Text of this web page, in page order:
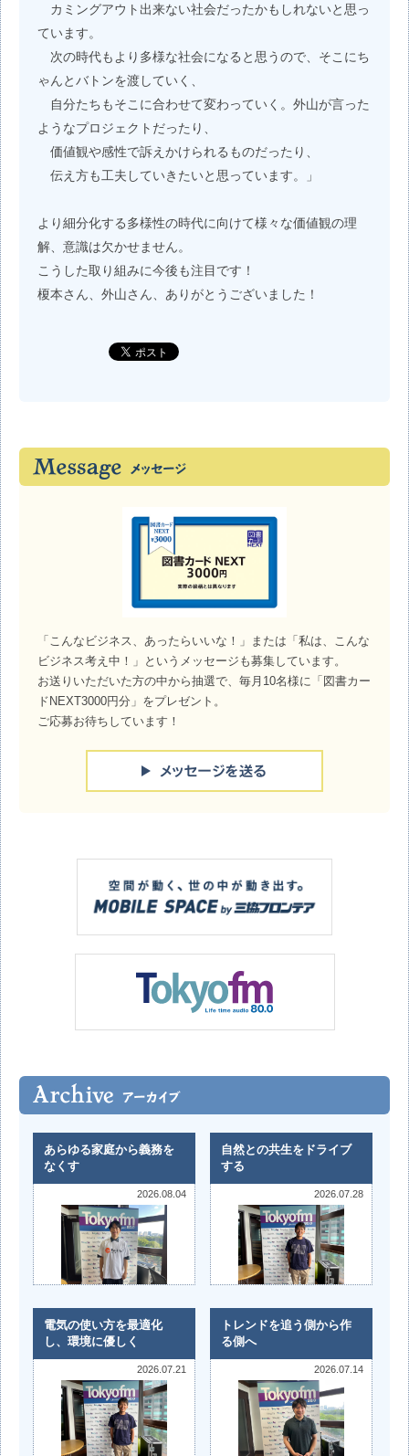
カミングアウト出来ない社会だったかもしれないと思っ
ています。
次の時代もより多様な社会になると思うので、そこにち
ゃんとバトンを渡していく、
自分たちもそこに合わせて変わっていく。外山が言った
ようなプロジェクトだったり、
価値観や感性で訴えかけられるものだったり、
伝え方も工夫していきたいと思っています。」
より細分化する多様性の時代に向けて様々な価値観の理
解、意識は欠かせません。
こうした取り組みに今後も注目です！
榎本さん、外山さん、ありがとうございました！
「こんなビジネス、あったらいいな！」または「私は、こんな
ビジネス考え中！」というメッセージも募集しています。
お送りいただいた方の中から抽選で、毎月10名様に「図書カー
ドNEXT3000円分」をプレゼント。
ご応募お待ちしています！
あらゆる家庭から義務を
なくす
2026.08.04
自然との共生をドライブ
する
2026.07.28
電気の使い方を最適化
し、環境に優しく
2026.07.21
トレンドを追う側から作
る側へ
2026.07.14